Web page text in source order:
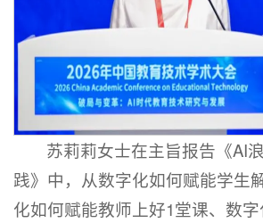
苏莉莉女士在主旨报告《AI
践》中，从数字化如何赋能学生
化如何赋能教师上好1堂课、数